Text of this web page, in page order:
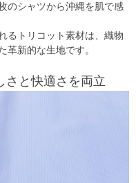
のシャツから沖縄を肌で感
るトリコット素材は、織物
革新的な生地です。
さと快適さを両立